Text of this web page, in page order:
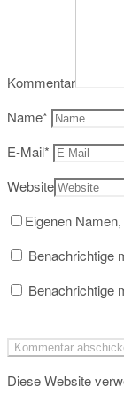
Kommentar
Name*
E-Mail*
Website
Eigenen
Benachrichtige
Benachrichtige
Diese Website